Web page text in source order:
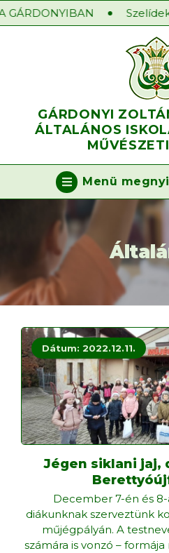
Szelídek
GÁRDONYI
ÁLTALÁNOS
Menü
Dátum: 2022.12.11.
Jégen siklani jaj,
December 7-én és
diákunknak szerveztünk
műjégpályán. A
számára is vonzó –